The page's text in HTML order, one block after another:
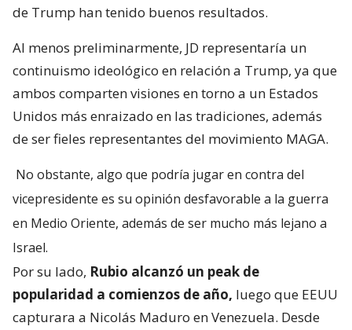
de Trump han tenido buenos resultados.
Al menos preliminarmente, JD representaría un
continuismo ideológico en relación a Trump, ya que
ambos comparten visiones en torno a un Estados
Unidos más enraizado en las tradiciones, además
de ser fieles representantes del movimiento MAGA.
No obstante, algo que podría jugar en contra del
vicepresidente es su opinión desfavorable a la guerra
en Medio Oriente, además de ser mucho más lejano a
Israel.
Por su lado, Rubio alcanzó un peak de
popularidad a comienzos de año, luego que EEUU
capturara a Nicolás Maduro en Venezuela. Desde